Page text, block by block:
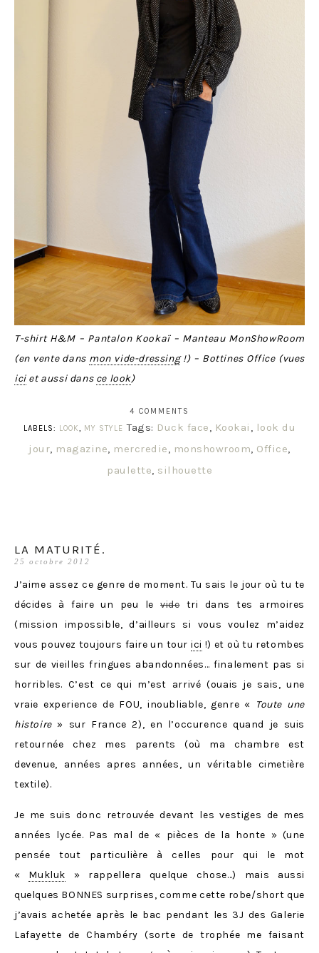
T-shirt H&M – Pantalon Kookaï – Manteau MonShowRoom
(en vente dans mon vide-dressing!) – Bottines Office (vues
iciet aussi dans ce look)
4 COMMENTS
LABELS: LOOK, MY STYLE Tags: Duck face, Kookai , look du
jour, magazine, mercredie, monshowroom, Office,
paulette, silhouette
LA MATURITÉ.
25 octobre 2012
J’aime assez ce genre de moment. Tu sais le jour où tu te
décides à faire un peu levidetri dans tes armoires
(mission impossible, d’ailleurs si vous voulez m’aidez
vous pouvez toujours faire un tour ici !) et où tu retombes
sur de vieilles fringues abandonnées… finalement pas si
horribles. C’est ce qui m’est arrivé (ouais je sais, une
vraie experience de FOU, inoubliable, genre «
Toute une
histoire» sur France 2), en l’occurence quand je suis
retournée chez mes parents (où ma chambre est
devenue, années apres années, un véritable cimetière
textile).
Je me suis donc retrouvée devant les vestiges de mes
années lycée. Pas mal de « pièces de la honte » (une
pensée tout particulière à celles pour qui le mot
« Mukluk » rappellera quelque chose…) mais aussi
quelques BONNES surprises, comme cette robe/short que
j’avais achetée après le bac pendant les 3J des Galerie
Lafayette de Chambéry (sorte de trophée me faisant